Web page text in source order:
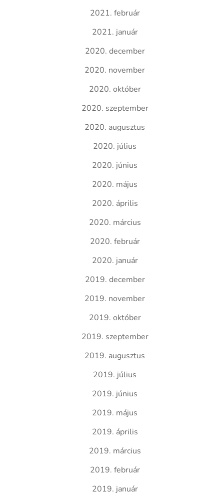
2021. február
2021. január
2020. december
2020. november
2020. október
2020. szeptember
2020. augusztus
2020. július
2020. június
2020. május
2020. április
2020. március
2020. február
2020. január
2019. december
2019. november
2019. október
2019. szeptember
2019. augusztus
2019. július
2019. június
2019. május
2019. április
2019. március
2019. február
2019. január